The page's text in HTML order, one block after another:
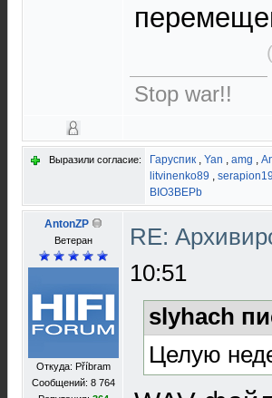
Stop war!!
Выразили согласие: Гаруспик , Yan , amg ,
litvinenko89 ,
BIO3BEPb
AntonZP
Ветеран
Откуда: Příbram
Сообщений: 8 764
RE:
10:51
slyhach
Целую